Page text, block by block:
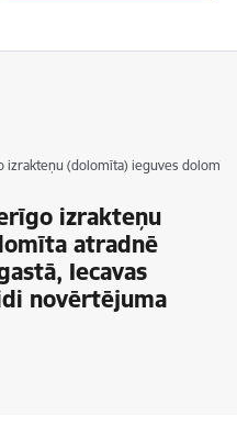
(dolomīta) ieguves
izrakteņu
atradnē
Iecavas
novērtējuma